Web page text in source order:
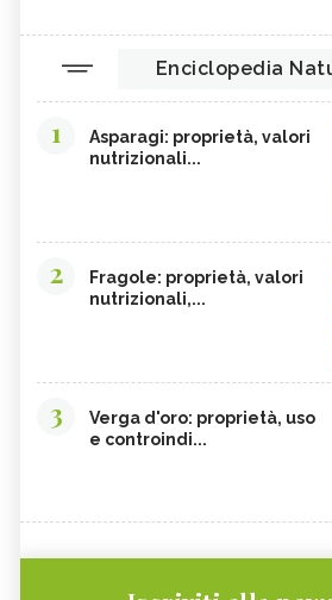
Enciclopedia
1
Asparagi: proprietà, valori
nutrizionali...
2
Fragole: proprietà, valori
nutrizionali,...
3
Verga d'oro: proprietà, uso
e controindi...